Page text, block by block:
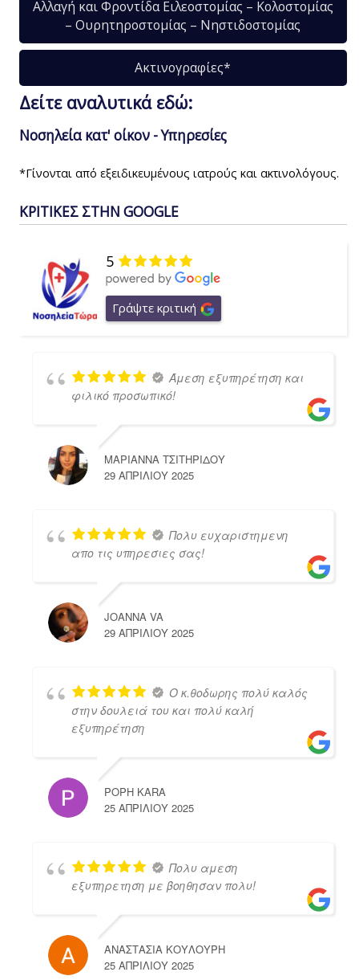
Αλλαγή και Φροντίδα Ειλεοστομίας – Κολοστομίας
– Ουρητηροστομίας – Νηστιδοστομίας
Ακτινογραφίες*
Δείτε αναλυτικά εδώ:
Νοσηλεία κατ' οίκον - Υπηρεσίες
*Γίνονται από εξειδικευμένους ιατρούς και ακτινολόγους.
ΚΡΙΤΙΚΕΣ ΣΤΗΝ GOOGLE
5
Γράψτε κριτική
Άμεση εξυπηρέτηση και
φιλικό προσωπικό!
ΜΑΡΙΑΝΝΑ ΤΣΙΤΗΡΙΔΟΥ
29 ΑΠΡΙΛΊΟΥ 2025
Πολυ ευχαριστημενη
απο τις υπηρεσιες σας!
JOANNA VA
29 ΑΠΡΙΛΊΟΥ 2025
Ο κ.θοδωρης πολύ καλός
στην δουλειά του και πολύ καλή
εξυπηρέτηση
POPH KARA
25 ΑΠΡΙΛΊΟΥ 2025
Πολυ αμεση
εξυπηρετηση με βοηθησαν πολυ!
ΑΝΑΣΤΑΣΙΑ ΚΟΥΛΟΥΡΗ
25 ΑΠΡΙΛΊΟΥ 2025